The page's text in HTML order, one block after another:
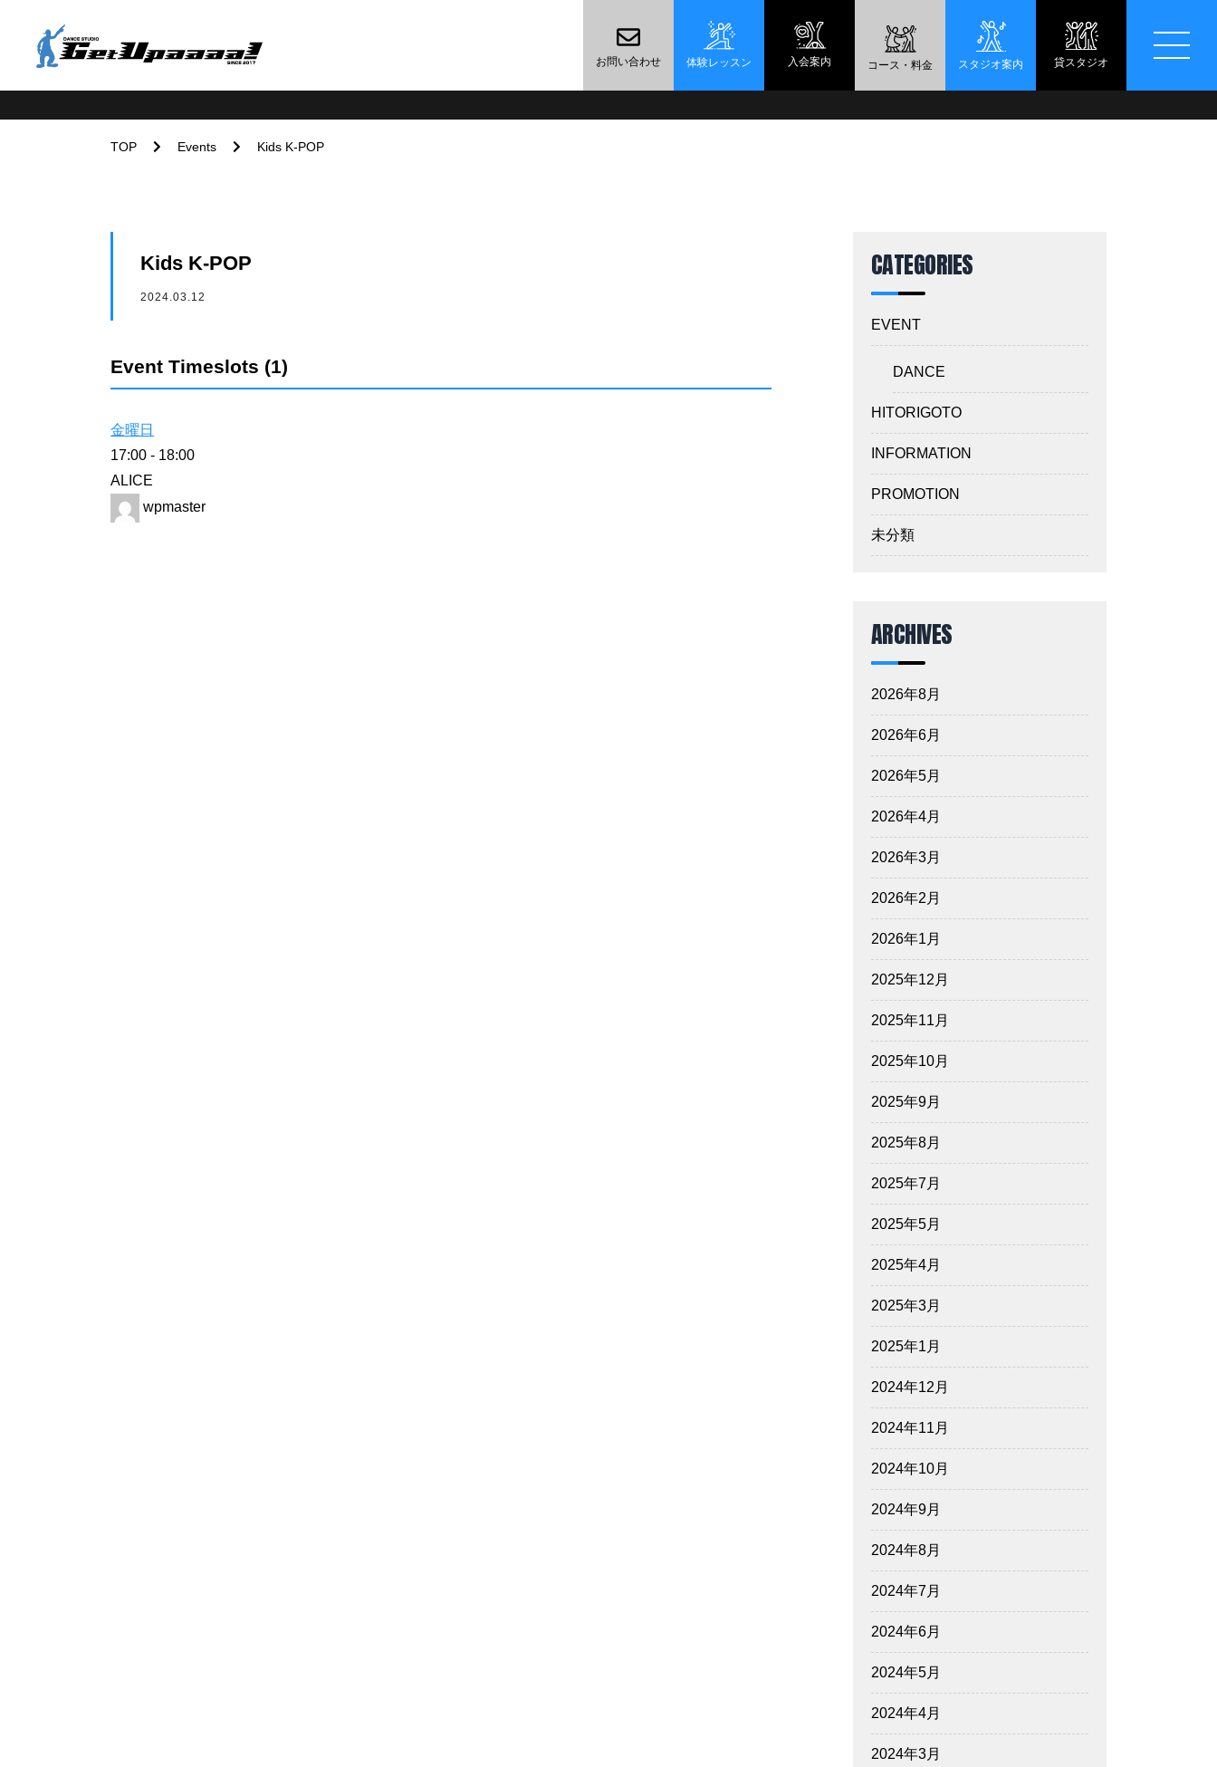
お問い合わせ 体験レッスン 入会案内 コース・料金 スタジオ案内 貸スタジオ
TOP Events Kids K-POP
Kids K-POP
2024.03.12
Event Timeslots (1)
金曜日
17:00 - 18:00
ALICE
wpmaster
CATEGORIES
EVENT
DANCE
HITORIGOTO
INFORMATION
PROMOTION
未分類
ARCHIVES
2026年8月
2026年6月
2026年5月
2026年4月
2026年3月
2026年2月
2026年1月
2025年12月
2025年11月
2025年10月
2025年9月
2025年8月
2025年7月
2025年5月
2025年4月
2025年3月
2025年1月
2024年12月
2024年11月
2024年10月
2024年9月
2024年8月
2024年7月
2024年6月
2024年5月
2024年4月
2024年3月